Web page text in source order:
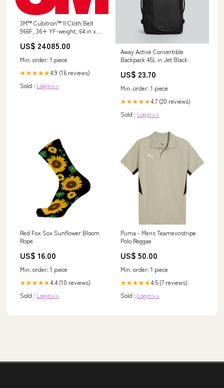
3M™ Cubitron™ II Cloth Belt
966F, 36+ YF-weight, 64 in x
30 ea/Case, Bulk Min Qty
US$ 24085.00
Min. order: 1 piece
★★★★★4.9 (16 reviews)
Sold : Login>>
Away Active Convertible
Backpack 45L in Jet Black
US$ 23.70
Min. order: 1 piece
★★★★★4.7 (20 reviews)
Sold : Login>>
Red Fox Sox Sunflower Bloom
Rope
US$ 16.00
Min. order: 1 piece
★★★★★4.4 (10 reviews)
Sold : Login>>
Puma - Mens Teamevostripe
Polo Reggae
US$ 50.00
Min. order: 1 piece
★★★★★4.5 (7 reviews)
Sold : Login>>